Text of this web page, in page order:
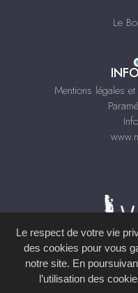
Le
Mentions légales
Site réalisé avec leSystème de
développé en
Le respect de votre vie
des cookies pour vous
notre site. En
l’utilisation des